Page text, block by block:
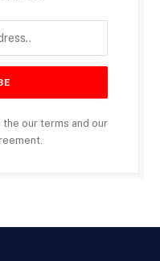
the our terms and our